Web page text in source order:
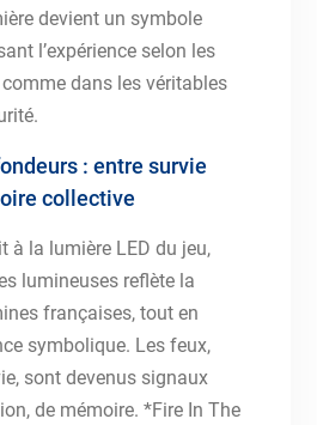
devient un symbole
l’expérience selon les
dans les véritables
: entre survie
collective
à la lumière LED du jeu,
lumineuses reflète la
françaises, tout en
symbolique. Les feux,
sont devenus signaux
de mémoire. *Fire In The